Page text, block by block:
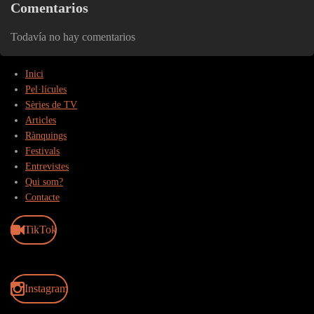
Comentarios
Todavía no hay comentarios
Inici
Pel·lícules
Sèries de TV
Articles
Rànquings
Festivals
Entrevistes
Qui som?
Contacte
TikTok
Instagram